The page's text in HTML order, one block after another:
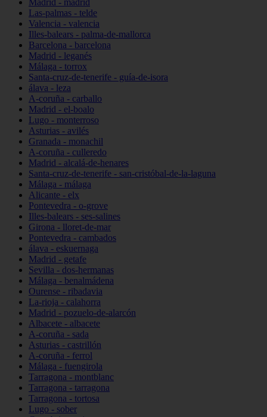
Madrid - madrid
Las-palmas - telde
Valencia - valencia
Illes-balears - palma-de-mallorca
Barcelona - barcelona
Madrid - leganés
Málaga - torrox
Santa-cruz-de-tenerife - guía-de-isora
álava - leza
A-coruña - carballo
Madrid - el-boalo
Lugo - monterroso
Asturias - avilés
Granada - monachil
A-coruña - culleredo
Madrid - alcalá-de-henares
Santa-cruz-de-tenerife - san-cristóbal-de-la-laguna
Málaga - málaga
Alicante - elx
Pontevedra - o-grove
Illes-balears - ses-salines
Girona - lloret-de-mar
Pontevedra - cambados
álava - eskuernaga
Madrid - getafe
Sevilla - dos-hermanas
Málaga - benalmádena
Ourense - ribadavia
La-rioja - calahorra
Madrid - pozuelo-de-alarcón
Albacete - albacete
A-coruña - sada
Asturias - castrillón
A-coruña - ferrol
Málaga - fuengirola
Tarragona - montblanc
Tarragona - tarragona
Tarragona - tortosa
Lugo - sober